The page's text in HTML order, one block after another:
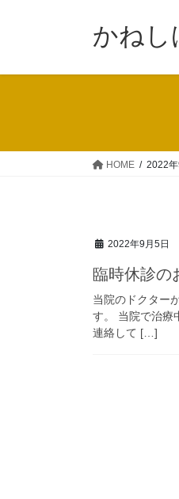
かねし
HOME 2022年
2022年9月5日
臨時休診の
当院のドクター
す。 当院で治療
連絡して […]